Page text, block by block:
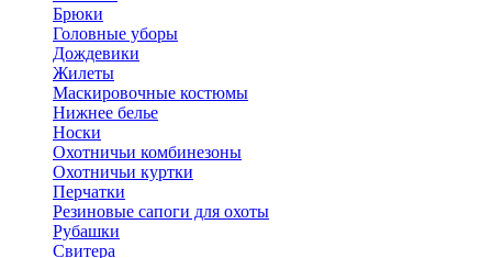
Брюки
Головные уборы
Дождевики
Жилеты
Маскировочные костюмы
Нижнее белье
Носки
Охотничьи комбинезоны
Охотничьи куртки
Перчатки
Резиновые сапоги для охоты
Рубашки
Свитера